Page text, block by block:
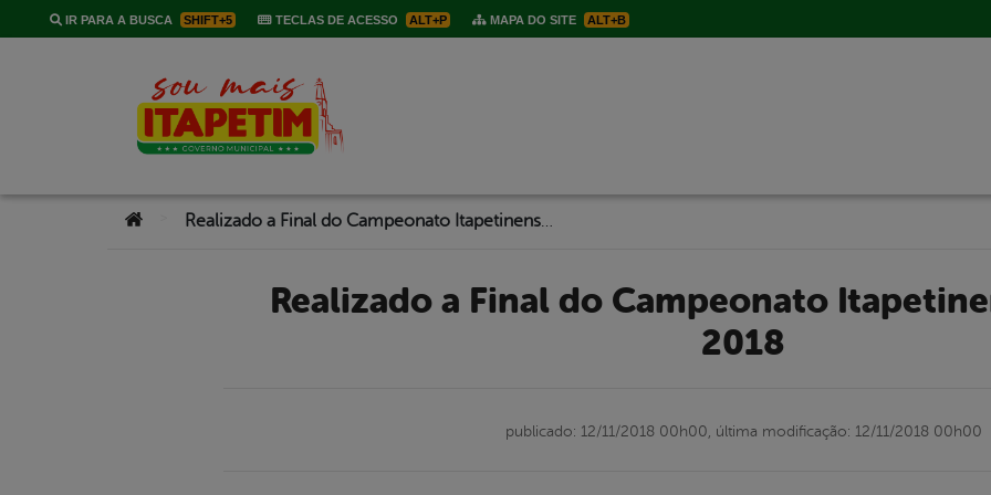
IR PARA A BUSCA SHIFT+5 TECLAS DE ACESSO ALT+P MAPA DO SITE ALT+B
Você está aqui: Realizado a Final do Campeonato Itapetinense de Sinuca 2018
Realizado a Final do Campeonato Itapetinense de Sinuca
2018
publicado: 12/11/2018 00h00, última modificação: 12/11/2018 00h00